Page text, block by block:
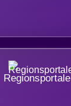
Regionsportale